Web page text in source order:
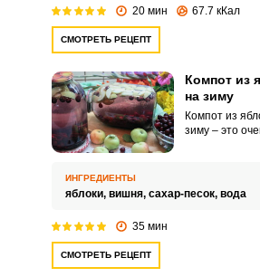
20 мин 67.7 кКал
СМОТРЕТЬ РЕЦЕПТ
Компот из
на зиму
Компот из
зиму – это
сокам,
с выпечкой
ИНГРЕДИЕНТЫ
яблоки, вишня, сахар-песок, вода
35 мин
СМОТРЕТЬ РЕЦЕПТ